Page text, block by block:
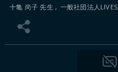
十亀 尚子 先生 一般社団法人LIVES